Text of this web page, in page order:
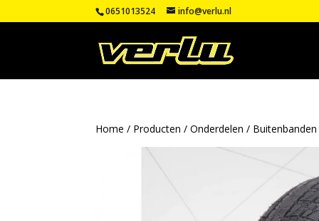
0651013524 info@verlu.nl
Home / Producten /Onderdelen / Buitenbanden